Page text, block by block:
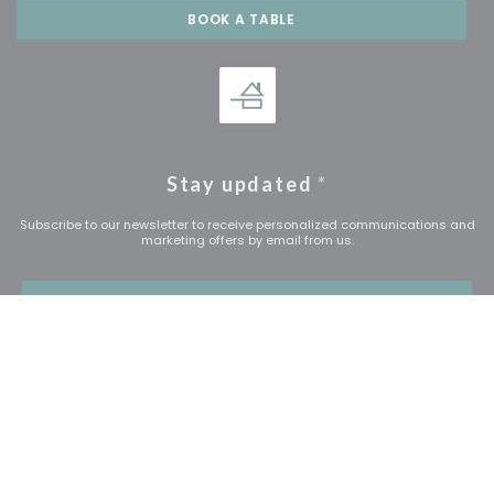
BOOK A TABLE
Stay updated *
Subscribe to our newsletter to receive personalized communications and
marketing offers by email from us.
SUBSCRIBE